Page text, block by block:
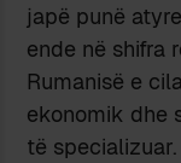
japë punë
ende në shifra
Rumanisë e
ekonomik dhe
të specializuar.